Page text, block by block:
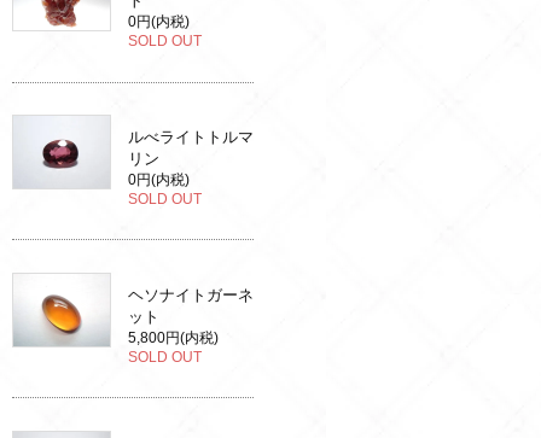
0円(内税)
SOLD OUT
ルべライトトルマ
リン
0円(内税)
SOLD OUT
ヘソナイトガーネ
ット
5,800円(内税)
SOLD OUT